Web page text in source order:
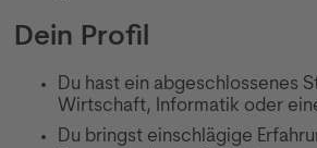
Dein Profil
Du hast ein abgeschlossenes
Wirtschaft, Informatik oder
Du bringst einschlägige